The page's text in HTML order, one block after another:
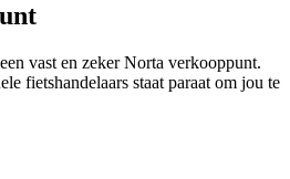
vast en zeker Norta verkooppunt.
fietshandelaars staat paraat om jou te